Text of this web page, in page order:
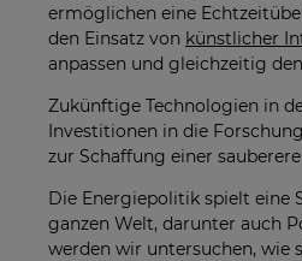
ermöglichen eine
den Einsatz von künstlicher
anpassen und gleichzeitig
Zukünftige Technologien in
Investitionen in die
zur Schaffung einer
Die Energiepolitik spielt eine
ganzen Welt, darunter auch
werden wir untersuchen, wie